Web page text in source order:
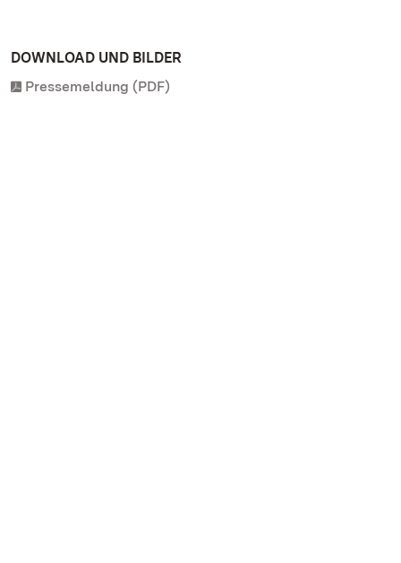
DOWNLOAD UND BILDER
Pressemeldung (PDF)